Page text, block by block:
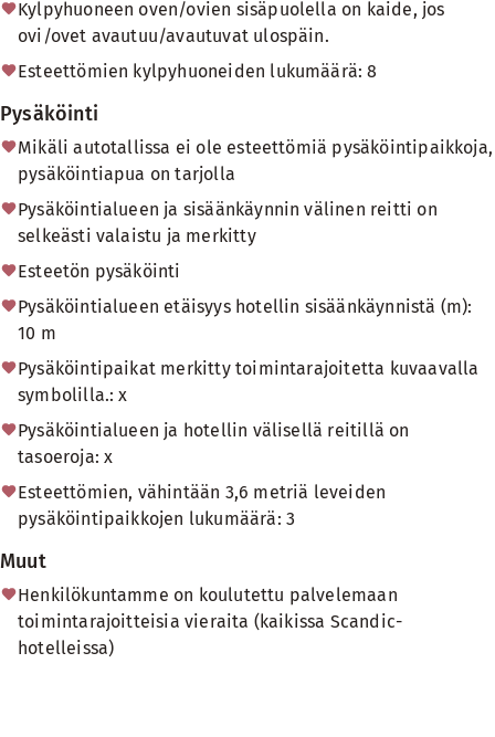
Kylpyhuoneen oven/ovien sisäpuolella on kaide, jos
ovi/ovet avautuu/avautuvat ulospäin.
Esteettömien kylpyhuoneiden lukumäärä: 8
Pysäköinti
Mikäli autotallissa ei ole esteettömiä pysäköintipaikkoja,
pysäköintiapua on tarjolla
Pysäköintialueen ja sisäänkäynnin välinen reitti on
selkeästi valaistu ja merkitty
Esteetön pysäköinti
Pysäköintialueen etäisyys hotellin sisäänkäynnistä (m):
10 m
Pysäköintipaikat merkitty toimintarajoitetta kuvaavalla
symbolilla.: x
Pysäköintialueen ja hotellin välisellä reitillä on
tasoeroja: x
Esteettömien, vähintään 3,6 metriä leveiden
pysäköintipaikkojen lukumäärä: 3
Muut
Henkilökuntamme on koulutettu palvelemaan
toimintarajoitteisia vieraita (kaikissa Scandic-
hotelleissa)